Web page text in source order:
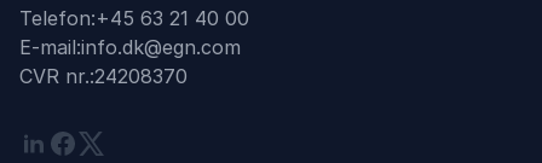
Telefon:+45 63 21 40 00
E-mail:info.dk@egn.com
CVR nr.:24208370
Linkedin
Facebook
Twitter